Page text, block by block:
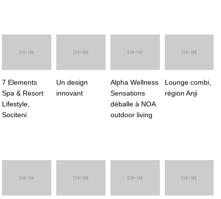
7 Elements
Spa & Resort
Lifestyle,
Sociteni
Un design
innovant
Alpha Wellness
Sensations
déballe à NOA
outdoor living
Lounge combi,
région Anji